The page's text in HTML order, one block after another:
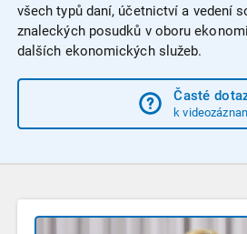
všech typů daní, účetnictví a vedení
znaleckých posudků v oboru
dalších ekonomických služeb.
Časté
k